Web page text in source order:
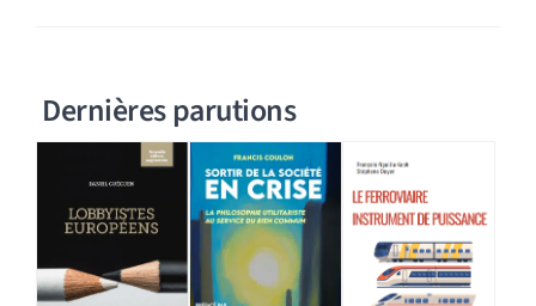
Dernières parutions